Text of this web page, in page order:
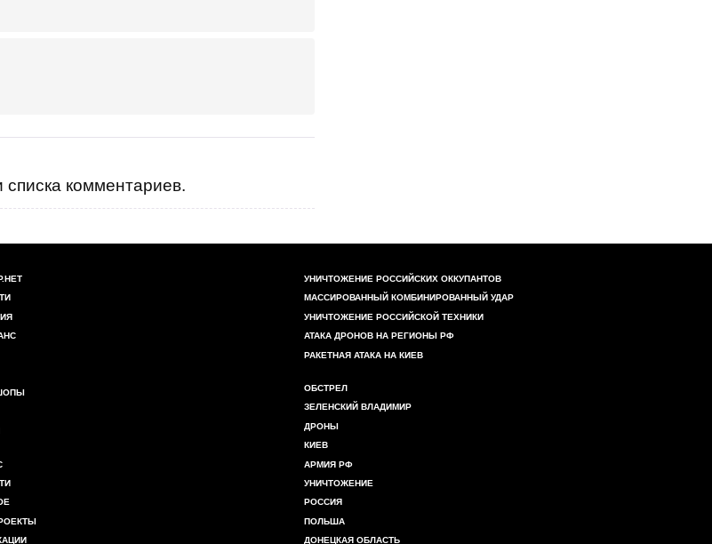
комментариев.
УНИЧТОЖЕНИЕ РОССИЙСКИХ ОККУПАНТОВ
МАССИРОВАННЫЙ КОМБИНИРОВАННЫЙ УДАР
УНИЧТОЖЕНИЕ РОССИЙСКОЙ ТЕХНИКИ
АТАКА ДРОНОВ НА РЕГИОНЫ РФ
РАКЕТНАЯ АТАКА НА КИЕВ
ОБСТРЕЛ
ЗЕЛЕНСКИЙ ВЛАДИМИР
ДРОНЫ
КИЕВ
АРМИЯ РФ
УНИЧТОЖЕНИЕ
РОССИЯ
ПОЛЬША
ДОНЕЦКАЯ ОБЛАСТЬ